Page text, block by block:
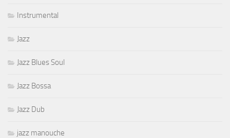
Instrumental
Jazz
Jazz Blues Soul
Jazz Bossa
Jazz Dub
jazz manouche